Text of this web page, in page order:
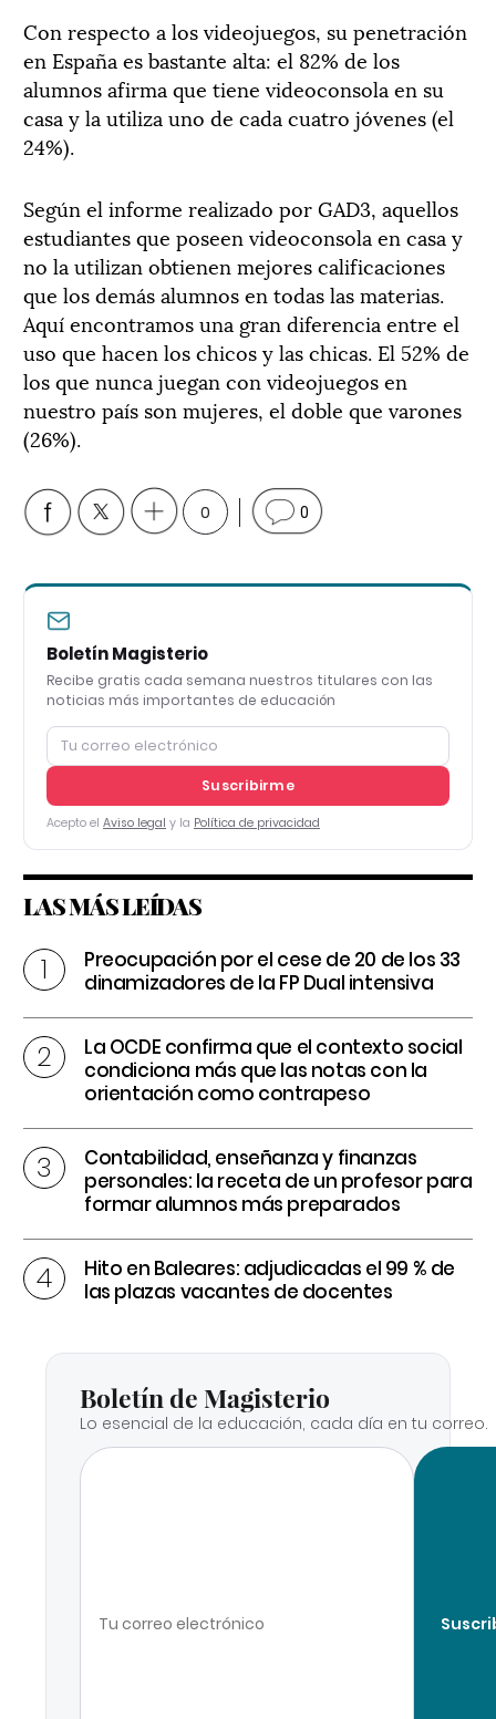
Con respecto a los videojuegos, su penetración
en España es bastante alta: el 82% de los
alumnos afirma que tiene videoconsola en su
casa y la utiliza uno de cada cuatro jóvenes (el
24%).
Según el informe realizado por GAD3, aquellos
estudiantes que poseen videoconsola en casa y
no la utilizan obtienen mejores calificaciones
que los demás alumnos en todas las materias.
Aquí encontramos una gran diferencia entre el
uso que hacen los chicos y las chicas. El 52% de
los que nunca juegan con videojuegos en
nuestro país son mujeres, el doble que varones
(26%).
0 0
Boletín Magisterio
Recibe gratis cada semana nuestros titulares con las
noticias más importantes de educación
Suscribirme
Acepto el Aviso legal y la Política de privacidad
LAS MÁS LEÍDAS
Preocupación por el cese de 20 de los 33
dinamizadores de la FP Dual intensiva
La OCDE confirma que el contexto social
condiciona más que las notas con la
orientación como contrapeso
Contabilidad, enseñanza y finanzas
personales: la receta de un profesor para
formar alumnos más preparados
Hito en Baleares: adjudicadas el 99 % de
las plazas vacantes de docentes
Boletín de Magisterio
Lo esencial de la educación, cada día en tu correo.